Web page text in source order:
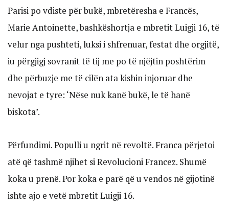
Parisi po vdiste për bukë, mbretëresha e Francës,
Marie Antoinette, bashkëshortja e mbretit Luigji 16, të
velur nga pushteti, luksi i shfrenuar, festat dhe orgjitë,
iu përgjigj sovranit të tij me po të njëjtin poshtërim
dhe përbuzje me të cilën ata kishin injoruar dhe
nevojat e tyre: ‘Nëse nuk kanë bukë, le të hanë
biskota’.
Përfundimi. Populli u ngrit në revoltë. Franca përjetoi
atë që tashmë njihet si Revolucioni Francez. Shumë
koka u prenë. Por koka e parë që u vendos në gijotinë
ishte ajo e vetë mbretit Luigji 16.